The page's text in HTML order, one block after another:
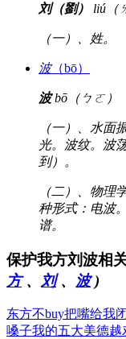
刘（劉） liú（
（一）、姓。
波（bō）
波bō（ㄅㄛ）
（一）、水面
光。波纹。波
到）。
（二）、物理
种形式：电波
谱。
保护我方刘波相
方、 刘、 波)
东方不buy把嘴给我
嗓子我的五大美德越